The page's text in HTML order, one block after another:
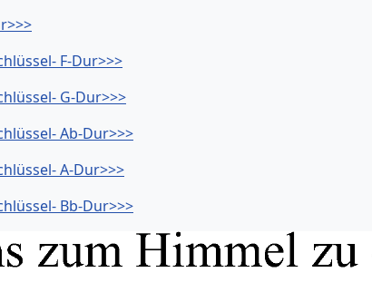
F-Dur>>>
G-Dur>>>
Ab-Dur>>>
A-Dur>>>
Bb-Dur>>>